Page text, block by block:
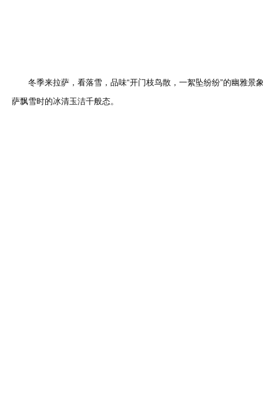
冬季来拉萨，看落雪，品味“开门枝鸟散，一絮坠纷纷”的幽雅景
萨飘雪时的冰清玉洁千般态。